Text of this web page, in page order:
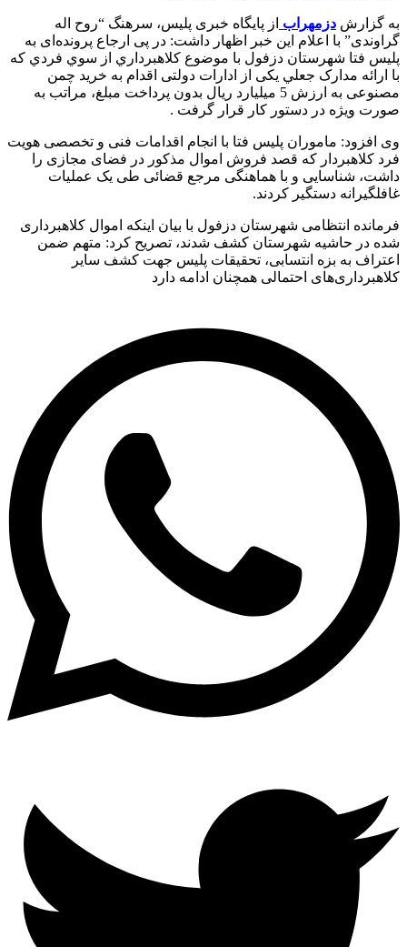
دزمهراب از پایگاه خبری پلیس، سرهنگ “روح اله
با اعلام این خبر اظهار داشت: در پی ارجاع پرونده‌ای به
فتا شهرستان دزفول با موضوع کلاهبرداري از سوي فردي که
مدارک جعلي یکی از ادارات دولتی اقدام به خرید چمن
مصنوعی به ارزش 5 میلیارد ریال بدون پرداخت مبلغ، مراتب به
ويژه در دستور کار قرار گرفت .
ماموران پلیس فتا با انجام اقدامات فنی و تخصصی هویت
که قصد فروش اموال مذکور در فضای مجازی را
شناسایی و با هماهنگی مرجع قضائی طی یک عملیات
دستگیر کردند.
انتظامی شهرستان دزفول با بیان اینکه اموال کلاهبرداری
حاشیه شهرستان کشف شدند، تصریح کرد: متهم ضمن
به بزه انتسابی، تحقیقات پلیس جهت کشف سایر
احتمالی همچنان ادامه دارد